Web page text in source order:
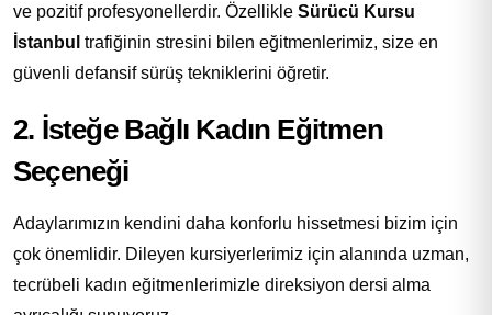
ve pozitif profesyonellerdir. Özellikle Sürücü Kursu
İstanbul trafiğinin stresini bilen eğitmenlerimiz, size en
güvenli defansif sürüş tekniklerini öğretir.
2. İsteğe Bağlı Kadın Eğitmen
Seçeneği
Adaylarımızın kendini daha konforlu hissetmesi bizim için
çok önemlidir. Dileyen kursiyerlerimiz için alanında uzman,
tecrübeli kadın eğitmenlerimizle direksiyon dersi alma